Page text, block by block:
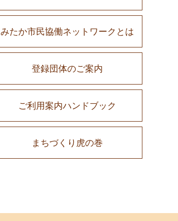
みたか市民協働ネットワークとは
登録団体のご案内
ご利用案内ハンドブック
まちづくり虎の巻